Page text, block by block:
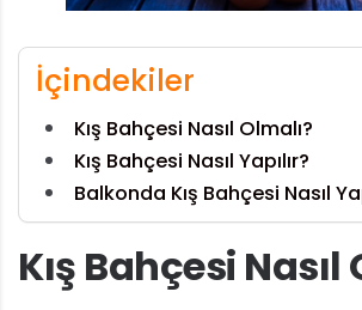
İçindekiler
Kış Bahçesi Nasıl Olmalı?
Kış Bahçesi Nasıl Yapılır?
Balkonda Kış Bahçesi Nasıl
Kış Bahçesi Nasıl